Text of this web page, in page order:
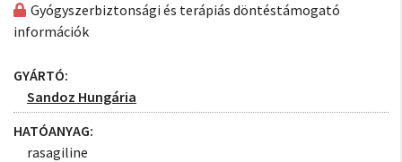
Gyógyszerbiztonsági és terápiás döntéstámogató
információk
GYÁRTÓ:
Sandoz Hungária
HATÓANYAG:
rasagiline